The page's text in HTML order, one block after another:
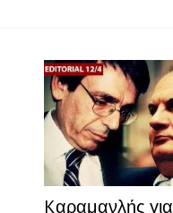
Kαραμανλής για